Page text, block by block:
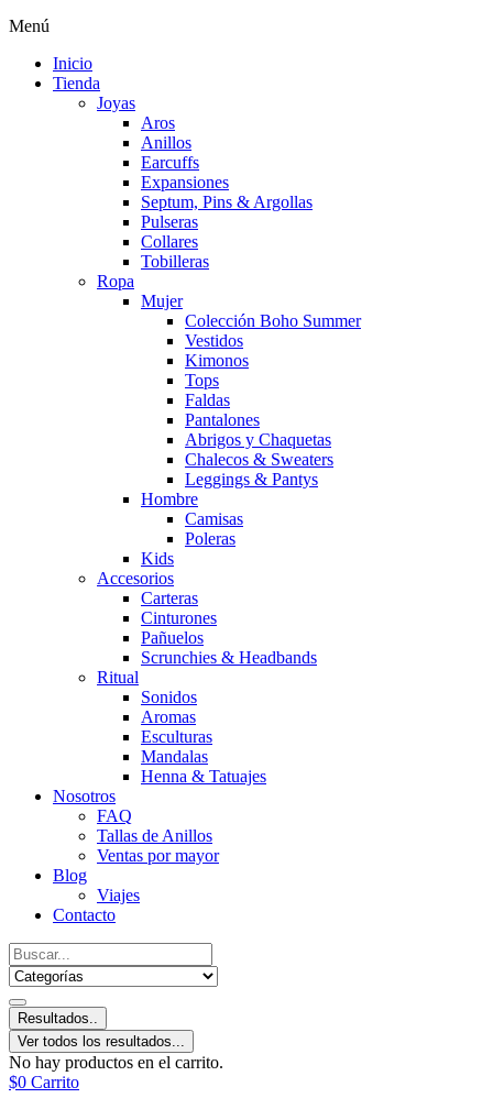
Menú
Inicio
Tienda
Joyas
Aros
Anillos
Earcuffs
Expansiones
Septum, Pins & Argollas
Pulseras
Collares
Tobilleras
Ropa
Mujer
Colección Boho Summer
Vestidos
Kimonos
Tops
Faldas
Pantalones
Abrigos y Chaquetas
Chalecos & Sweaters
Leggings & Pantys
Hombre
Camisas
Poleras
Kids
Accesorios
Carteras
Cinturones
Pañuelos
Scrunchies & Headbands
Ritual
Sonidos
Aromas
Esculturas
Mandalas
Henna & Tatuajes
Nosotros
FAQ
Tallas de Anillos
Ventas por mayor
Blog
Viajes
Contacto
Resultados..
Ver todos los resultados...
No hay productos en el carrito.
$0 Carrito